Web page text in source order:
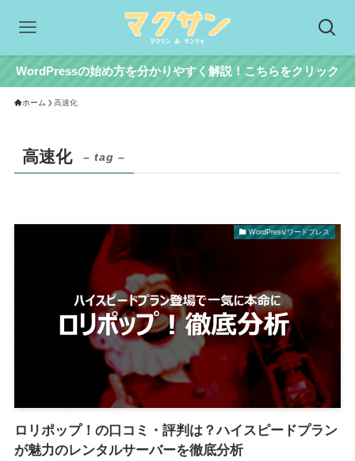
WordPressの始め方を分かりやすく解説！こちらをクリック
ホーム 高速化
高速化 – tag –
WordPress/ワードプレス
ロリポップ！の口コミ・評判は？ハイスピードプラン
が魅力のレンタルサーバーを徹底分析